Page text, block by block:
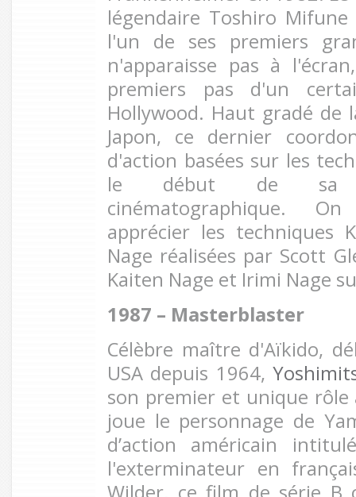
légendaire Toshiro
l'un de ses premiers
n'apparaisse pas à
premiers pas d'un
Hollywood. Haut gradé de
Japon, ce dernier
d'action basées sur les
le début de sa
cinématographique.
apprécier les techniques
Nage réalisées par Scott
Kaiten Nage et Irimi Nage
1987 – Masterblaster
Célèbre maître d'Aïkido,
USA depuis 1964,
son premier et unique rôle
joue le personnage de
d’action américain
l'exterminateur en